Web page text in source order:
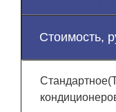
Стоимость,